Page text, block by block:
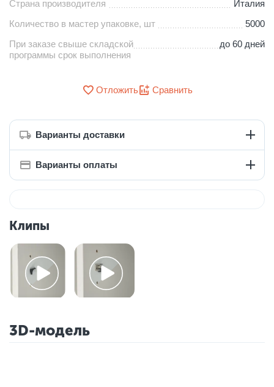
Страна производителя
Италия
Количество в мастер упаковке, шт
5000
При заказе свыше складской
программы срок выполнения
до 60 дней
Отложить Сравнить
Варианты доставки
Варианты оплаты
Клипы
3D-модель